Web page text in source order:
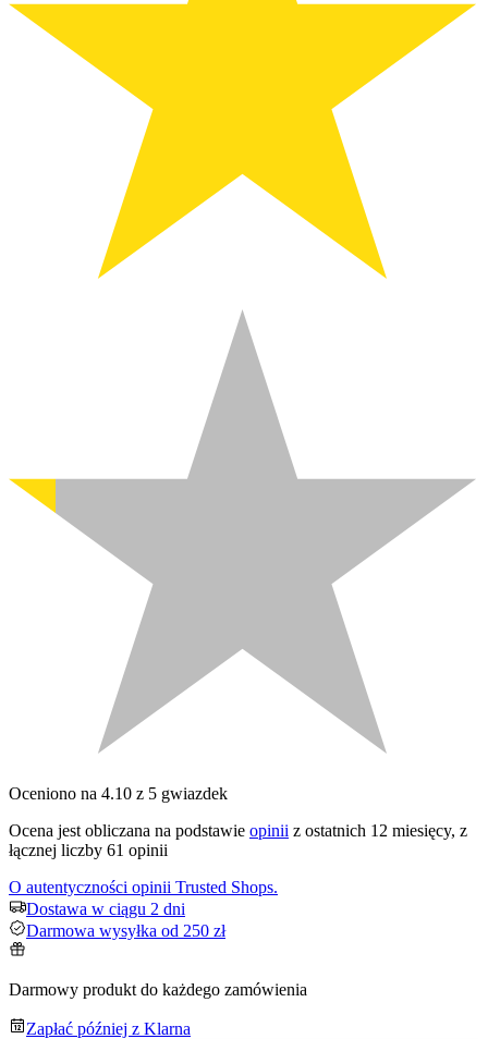
Oceniono na 4.10 z 5 gwiazdek
Ocena jest obliczana na podstawie opinii z ostatnich 12 miesięcy, z
łącznej liczby 61 opinii
O autentyczności opinii Trusted Shops.
Dostawa w ciągu 2 dni
Darmowa wysyłka od 250 zł
Darmowy produkt do każdego zamówienia
Zapłać później z Klarna